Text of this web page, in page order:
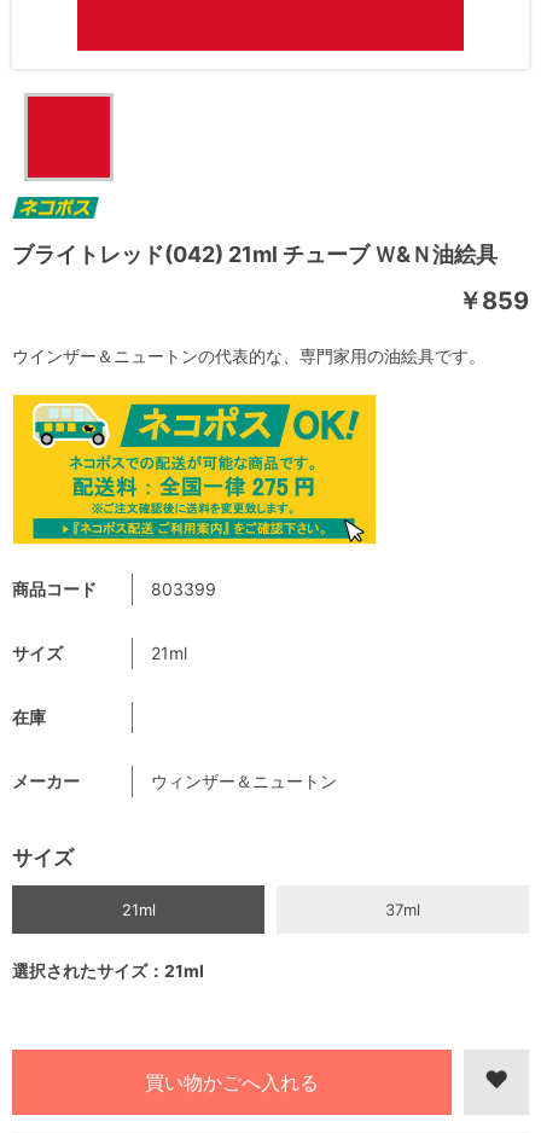
ブライトレッド(042) 21ml チューブ Ｗ&Ｎ油絵具
￥859
商品コード 803399
サイズ 21ml
在庫
メーカー ウィンザー＆ニュートン
サイズ
21ml 37ml
選択されたサイズ：21ml
ウインザー＆ニュートンの代表的な、専門家用の油絵具です。